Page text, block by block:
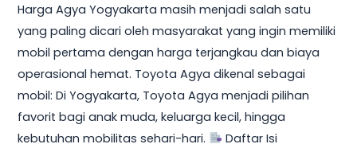
Harga Agya Yogyakarta masih menjadi salah satu
yang paling dicari oleh masyarakat yang ingin memiliki
mobil pertama dengan harga terjangkau dan biaya
operasional hemat. Toyota Agya dikenal sebagai
mobil: Di Yogyakarta, Toyota Agya menjadi pilihan
favorit bagi anak muda, keluarga kecil, hingga
kebutuhan mobilitas sehari-hari.
Daftar Isi